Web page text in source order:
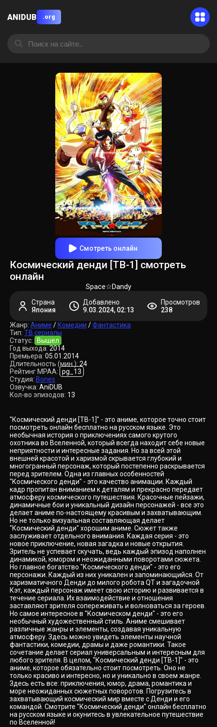
ANIDUB .org
Смотреть онлайн
Космический денди [ТВ-1] смотреть
онлайн
Space☆Dandy
Страна
Япония
Добавлено
9.03.2024, 02:13
Просмотров
238
Жанр: Аниме / Комедии /Фантастика
Тип: ТВ сериалы
Статус:
Вышел
Год выхода: 2014
Премьера: 05.01.2014
Длительность (мин.): 24
Рейтинг MPAA: pg_13
Студия: Bones
Озвучка: AniDUB
Кол-во эпизодов: 13
"Космический денди [ТВ-1]" - это аниме, которое точно стоит
посмотреть онлайн бесплатно на русском языке. Это
необычная история о приключениях самого крутого
охотника во Вселенной, который всегда находит себе новые
неприятности и интересные задания. Но за всей этой
внешней красотой и харизмой скрывается глубокий и
многогранный персонаж, который постепенно раскрывается
перед зрителем. Одна из главных особенностей
"Космического денди" - это качество анимации. Каждый
кадр пропитан вниманием к деталям и прекрасно передает
атмосферу космического путешествия. Красочные пейзажи,
динамичные бои и уникальный дизайн персонажей - все это
делает аниме по-настоящему красивым и захватывающим.
Но не только визуальная составляющая делает
"Космический денди" хорошим аниме. Сюжет также
заслуживает отдельного внимания. Каждая серия - это
новое приключение, новая загадка и новые открытия.
Зритель не успевает скучать, ведь каждый эпизод наполнен
динамикой, юмором и неожиданными поворотами сюжета.
Но главное богатство "Космического денди" - это его
персонажи. Каждый из них уникален и запоминающийся. От
харизматичного Денди до милого робота QT и загадочной
Кэт, каждый персонаж имеет свою историю и развивается в
течение сериала. Их взаимодействие и отношения
заставляют зрителя сопереживать и волноваться за героев.
Но самое интересное в "Космическом денди" - это его
необычный художественный стиль. Аниме смешивает
различные жанры и элементы, создавая уникальную
атмосферу. Здесь можно увидеть элементы научной
фантастики, комедии, драмы и даже романтики. Такое
сочетание делает сериал универсальным и интересным для
любого зрителя. В целом, "Космический денди [ТВ-1]" - это
аниме, которое обязательно стоит посмотреть. Оно не
только красиво и интересно, но и уникально в своем жанре.
Здесь есть все: приключения, юмор, драма, романтика и
море неожиданных сюжетных поворотов. Погрузитесь в
захватывающий космический мир вместе с Денди и его
командой. Смотрите "Космический денди" онлайн бесплатно
на русском языке и окунитесь в увлекательное путешествие
по Вселенной!